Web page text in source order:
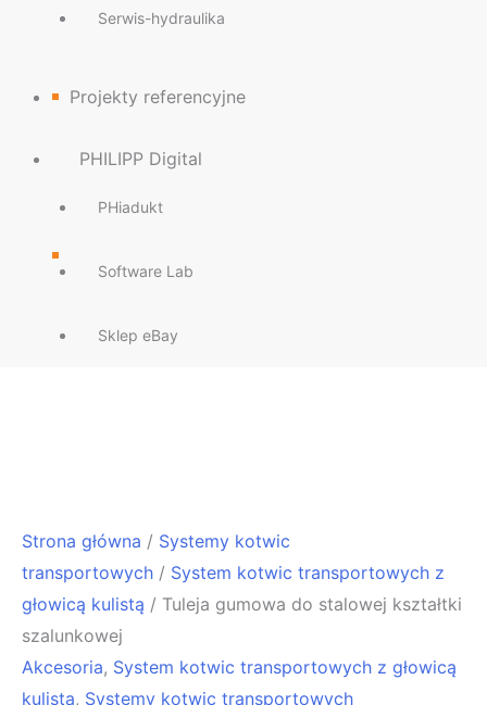
Serwis-hydraulika
Projekty referencyjne
PHILIPP Digital
PHiadukt
Software Lab
Sklep eBay
Strona główna / Systemy kotwic
transportowych / System kotwic transportowych z
głowicą kulistą / Tuleja gumowa do stalowej kształtki
szalunkowej
Akcesoria, System kotwic transportowych z głowicą
kulistą, Systemy kotwic transportowych